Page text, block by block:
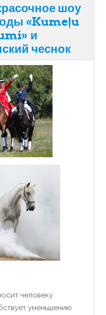
шоу
«Kumeļu
и
чеснок
человеку
уменьшению